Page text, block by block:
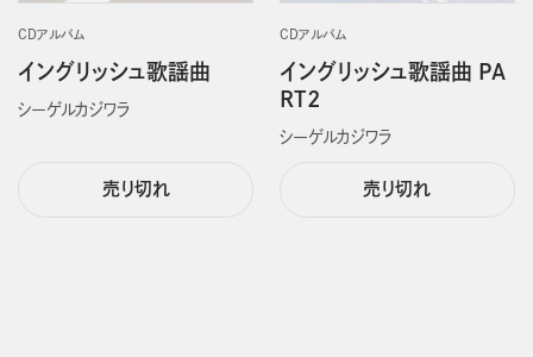
CDアルバム
イングリッシュ歌謡曲
シーゲルカジワラ
売り切れ
CDアルバム
イングリッシュ歌謡曲 PA
RT2
シーゲルカジワラ
売り切れ